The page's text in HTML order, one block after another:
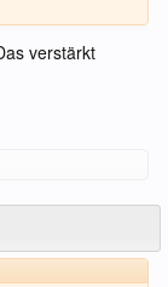
verstärkt